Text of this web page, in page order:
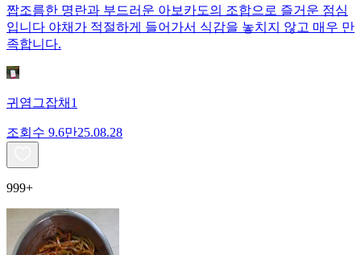
짭조름한 명란과 부드러운 아보카도의 조합으로 즐거운 점심
입니다 야채가 적절하게 들어가서 식감을 놓치지 않고 매우 만
족합니다.
귀염그잡채1
조회수 9.6만25.08.28
999+